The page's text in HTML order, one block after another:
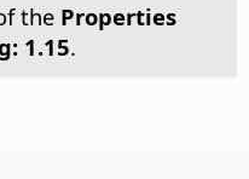
the Properties
1.15.